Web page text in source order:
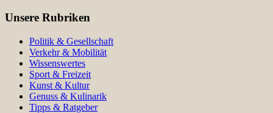
Unsere Rubriken
Politik & Gesellschaft
Verkehr & Mobilität
Wissenswertes
Sport & Freizeit
Kunst & Kultur
Genuss & Kulinarik
Tipps & Ratgeber